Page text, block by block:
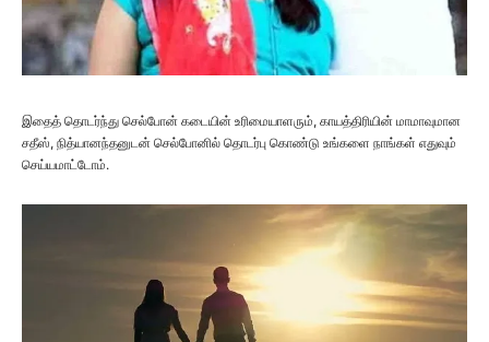
இதைத் தொடர்ந்து செல்போன் கடையின் உரிமையாளரும், காயத்திரியின் மாமாவுமான
சதீஸ், நித்யானந்தனுடன் செல்போனில் தொடர்பு கொண்டு உங்களை நாங்கள் எதுவும்
செய்யமாட்டோம்.